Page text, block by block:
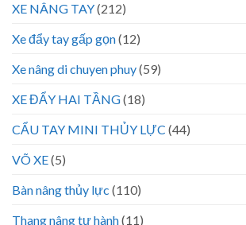
XE NÂNG TAY(212)
Xe đẩy tay gấp gọn(12)
Xe nâng di chuyen phuy(59)
XE ĐẨY HAI TẦNG(18)
CẨU TAY MINI THỦY LỰC (44)
VÕ XE(5)
Bàn nâng thủy lực (110)
Thang nâng tự hành(11)